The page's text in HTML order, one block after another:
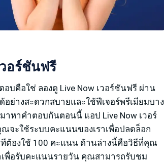
อร์ชันฟรี
บคือใช่ ลองดู Live Now เวอร์ชันฟรี ผ่าน
ย่างสะดวกสบายและใช้ฟีเจอร์พรีเมียมบาง
าหาคำตอบกันตอนนี้ แอป Live Now เวอร์
จะใช้ระบบคะแนนของเราเพื่อปลดล็อก
ต้องใช้ 100 คะแนน ด้านล่างนี้คือวิธีที่คุณ
พื่อรับคะแนนรายวัน คุณสามารถรับชม